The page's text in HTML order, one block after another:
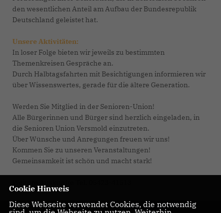
den wesentlichen Anteil am Aufbau der Bundesrepublik
Deutschland geleistet hat.
Unsere Aktivitäten:
In loser Folge bieten wir jeweils zu bestimmten
Themenkreisen Gespräche an.
Durch Halbtagsfahrten mit Besichtigungen informieren wir
über Wissenswertes, gerade für die ältere Generation.
Werden Sie Mitglied in der Senioren-Union!
Alle Bürgerinnen und Bürger sind herzlich eingeladen, in
die Senioren Union Versmold einzutreten.
Über Wünsche und Anregungen freuen wir uns!
Kommen Sie zu unseren Veranstaltungen!
Gemeinsamkeit ist schön und macht stark!
Cookie Hinweis
Diese Webseite verwendet Cookies, die notwendig